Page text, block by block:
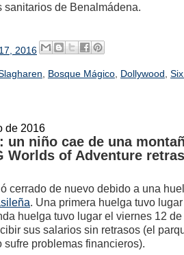
sanitarios de Benalmádena.
2016
Bosque Mágico, Dollywood
de 2016
un niño cae de una
Worlds of Adventure
cerrado de nuevo debido a una
. Una primera huelga tuvo
huelga tuvo lugar el viernes 12
sus salarios sin retrasos (el
problemas financieros).